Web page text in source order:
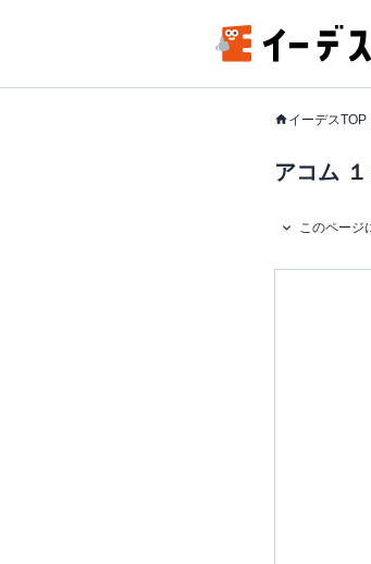
イーデスTOP
アコム
このページ